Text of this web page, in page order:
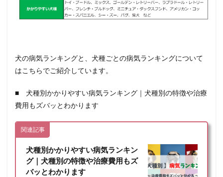
犬の病気ランキングと、犬種ごとの病気ランキングについて
はこちらでご紹介しています。
■ 犬種別かかりやすい病気ランキング｜犬種別の特徴や治療
費用もズバッとわかります
関連記事
犬種別かかりやすい病気ランキン
グ｜犬種別の特徴や治療費用もズ
バッとわかります